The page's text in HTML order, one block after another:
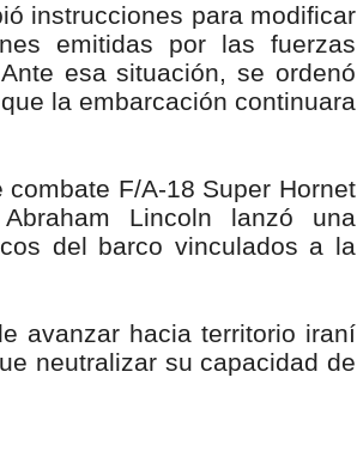
instrucciones para modificar
emitidas por las fuerzas
esa situación, se ordenó
la embarcación continuara
F/A-18 Super Hornet
Lincoln lanzó una
del barco vinculados a la
avanzar hacia territorio iraní
neutralizar su capacidad de